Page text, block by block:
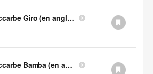
Brochure Viccarbe Giro (en anglais)
Brochure Viccarbe Bamba (en anglais)